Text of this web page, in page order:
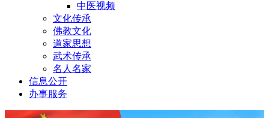
中医视频
文化传承
佛教文化
道家思想
武术传承
名人名家
信息公开
办事服务